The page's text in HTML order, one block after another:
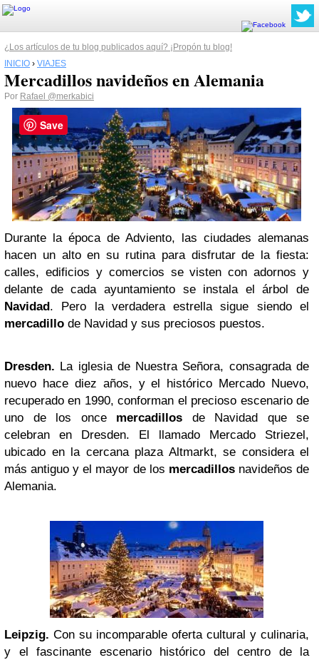
¿Los artículos de tu blog publicados aquí? ¡Propón tu blog!
INICIO › VIAJES
Mercadillos navideños en Alemania
Por Rafael @merkabici
Durante la época de Adviento, las ciudades alemanas
hacen un alto en su rutina para disfrutar de la fiesta:
calles, edificios y comercios se visten con adornos y
delante de cada ayuntamiento se instala el árbol de
Navidad . Pero la verdadera estrella sigue siendo el
mercadillo de Navidad y sus preciosos puestos.
Dresden. La iglesia de Nuestra Señora, consagrada de
nuevo hace diez años, y el histórico Mercado Nuevo,
recuperado en 1990, conforman el precioso escenario de
uno de los once mercadillos de Navidad que se
celebran en Dresden. El llamado Mercado Striezel,
ubicado en la cercana plaza Altmarkt, se considera el
más antiguo y el mayor de los mercadillosnavideños de
Alemania.
Leipzig. Con su incomparable oferta cultural y culinaria,
y el fascinante escenario histórico del centro de la
Save